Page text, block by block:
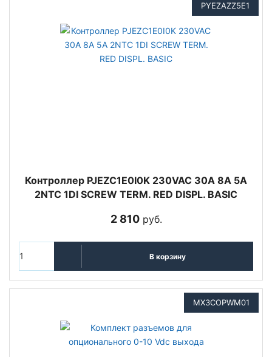
PYEZAZZ5E1
Контроллер PJEZC1E0I0K 230VAC 30A 8A 5A
2NTC 1DI SCREW TERM. RED DISPL. BASIC
2 810руб.
В корзину
MX3COPWM01